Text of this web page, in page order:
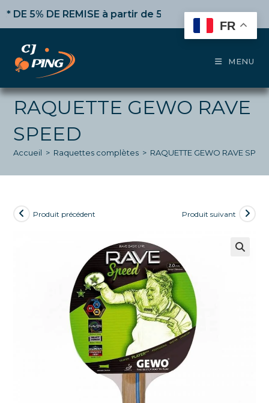
DE REMISEà partir de 50€ d’achat,10%dès 100€,
MENU
RAQUETTE GEWO RAVE
SPEED
Accueil > Raquettes complètes > RAQUETTE GEWO RAVE
Produit précédent Produit suivant
FR